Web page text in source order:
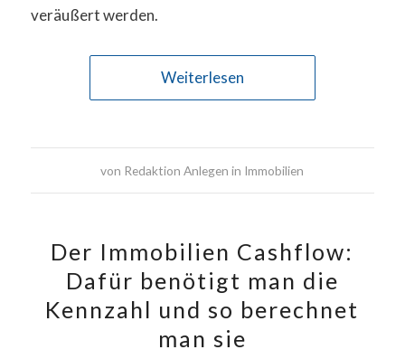
veräußert werden.
Weiterlesen
von Redaktion Anlegen in Immobilien
Der Immobilien Cashflow:
Dafür benötigt man die
Kennzahl und so berechnet
man sie